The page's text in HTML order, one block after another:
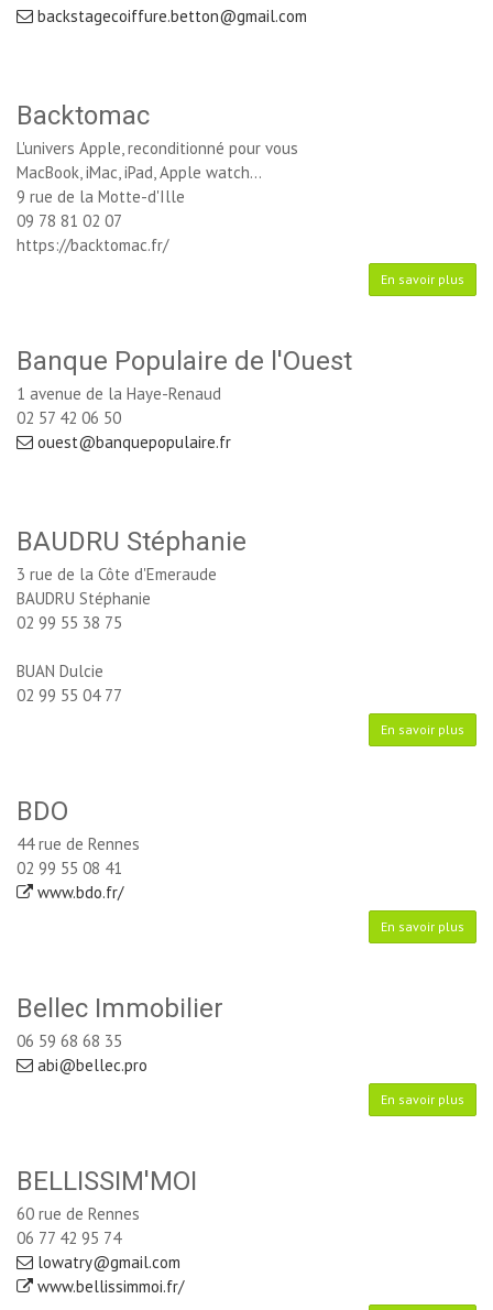
backstagecoiffure.betton@gmail.com
Backtomac
L'univers Apple, reconditionné pour vous
MacBook, iMac, iPad, Apple watch...
9 rue de la Motte-d'Ille
09 78 81 02 07
https://backtomac.fr/
En savoir plus
Banque Populaire de l'Ouest
1 avenue de la Haye-Renaud
02 57 42 06 50
ouest@banquepopulaire.fr
BAUDRU Stéphanie
3 rue de la Côte d'Emeraude
BAUDRU Stéphanie
02 99 55 38 75
BUAN Dulcie
02 99 55 04 77
En savoir plus
BDO
44 rue de Rennes
02 99 55 08 41
www.bdo.fr/
En savoir plus
Bellec Immobilier
06 59 68 68 35
abi@bellec.pro
En savoir plus
BELLISSIM'MOI
60 rue de Rennes
06 77 42 95 74
lowatry@gmail.com
www.bellissimmoi.fr/